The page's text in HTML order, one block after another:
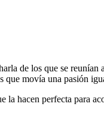
de los que se
que movía una pasión
la hacen perfecta para